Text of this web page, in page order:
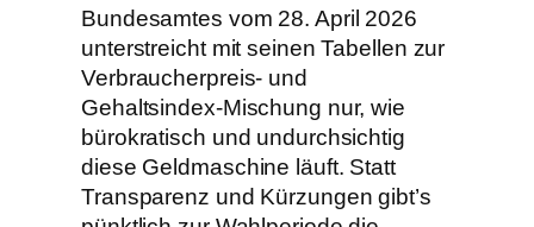
Bundesamtes vom 28. April 2026
unterstreicht mit seinen Tabellen zur
Verbraucherpreis- und
Gehaltsindex-Mischung nur, wie
bürokratisch und undurchsichtig
diese Geldmaschine läuft. Statt
Transparenz und Kürzungen gibt’s